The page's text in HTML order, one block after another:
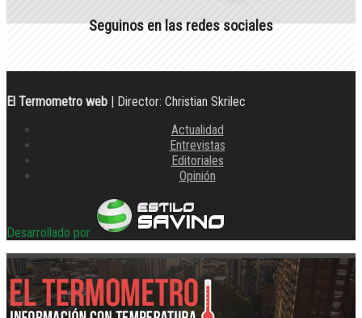
Seguinos en las redes sociales
El Termometro web | Director: Christian Skrilec
Actualidad
Entrevistas
Editoriales
Opinión
Desarrollado por